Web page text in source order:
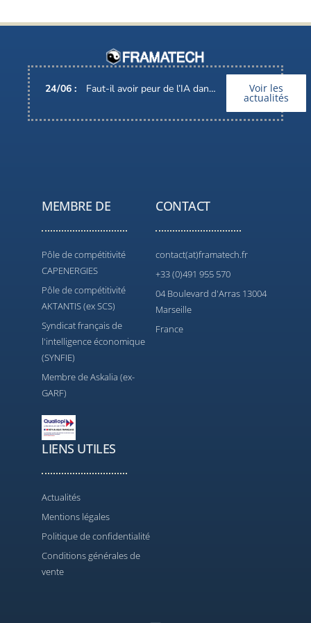
24/06 : Faut-il avoir peur de l’IA dans nos métiers ? Voir les
actualités
MEMBRE DE
Pôle de compétitivité
CAPENERGIES
Pôle de compétitivité
AKTANTIS (ex SCS)
Syndicat français de
l'intelligence économique
(SYNFIE)
Membre de Askalia (ex-
GARF)
CONTACT
contact(at)framatech.fr
+33 (0)491 955 570
04 Boulevard d'Arras 13004
Marseille
France
LIENS UTILES
Actualités
Mentions légales
Politique de confidentialité
Conditions générales de
vente